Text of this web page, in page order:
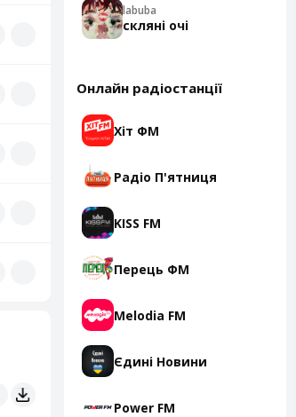
labuba
скляні очі
Онлайн радіостанції
Хіт ФМ
Радіо П'ятниця
KISS FM
Перець ФМ
Melodia FM
Єдині Новини
Power FM